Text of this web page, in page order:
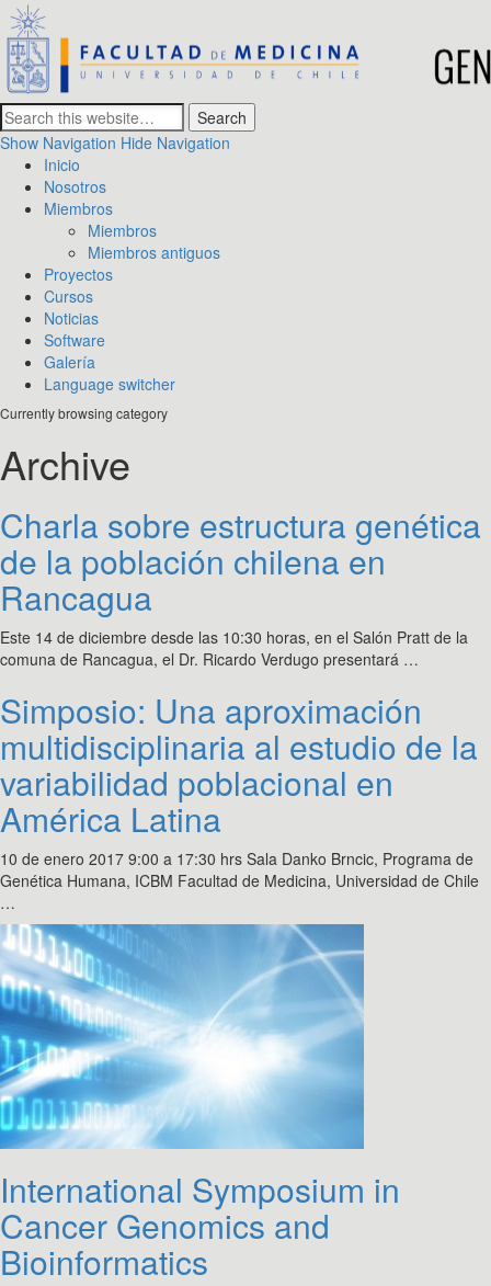
GENOMED Lab
Systems Genetics and Biomedical Genomics
Show Navigation Hide Navigation
Inicio
Nosotros
Miembros
Miembros
Miembros antiguos
Proyectos
Cursos
Noticias
Software
Galería
Language switcher
Currently browsing category
Archive
Charla sobre estructura genética
de la población chilena en
Rancagua
Este 14 de diciembre desde las 10:30 horas, en el Salón Pratt de la
comuna de Rancagua, el Dr. Ricardo Verdugo presentará …
Simposio: Una aproximación
multidisciplinaria al estudio de la
variabilidad poblacional en
América Latina
10 de enero 2017 9:00 a 17:30 hrs Sala Danko Brncic, Programa de
Genética Humana, ICBM Facultad de Medicina, Universidad de Chile
…
International Symposium in
Cancer Genomics and
Bioinformatics